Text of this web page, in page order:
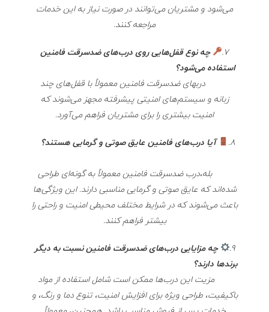
می‌شود و مشتریان می‌توانند در صورت نیاز به این خدمات
مراجعه کنند.
7.
چه نوع قفل‌هایی روی درب‌های ضدسرقت فامنین
استفاده می‌شود؟
دربهای ضدسرقت فامنین معمولاً با قفل‌های چند
زبانه و سیستم‌های امنیتی پیشرفته مجهز می‌شوند که
امنیت بیشتری را برای مشتریان فراهم می‌آورد.
8. آیا درب‌های فامنین عایق صوتی و گرمایی هستند؟
بله،درب ضدسرقت فامنین معمولاً به گونه‌ای طراحی
شده‌اند که عایق صوتی و گرمایی مناسبی دارند. این ویژگی‌ها
باعث می‌شوند که در شرایط مختلف محیطی امنیت و راحتی را
بیشتر فراهم کنند.
9.
چه مزایایی درب‌های ضدسرقت فامنین نسبت به دیگر
برندها دارند؟
مزیت این درب‌ها ممکن است شامل استفاده از مواد
باکیفیت، طراحی ویژه برای افزایش امنیت، تنوع دما و رنگ، و